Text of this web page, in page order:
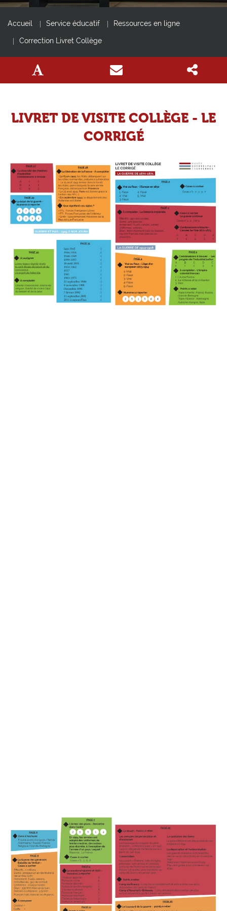
Accueil Service éducatif Ressources en ligne
Correction Livret Collège
LIVRET DE VISITE COLLÈGE - LE
CORRIGÉ